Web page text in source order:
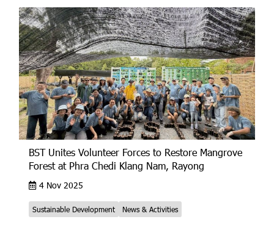
BST Unites Volunteer Forces to Restore Mangrove
Forest at Phra Chedi Klang Nam, Rayong
4 Nov 2025
Sustainable Development News & Activities